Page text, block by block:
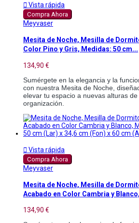
 Vista rápida
Compra Ahora
Meyvaser
Mesita de Noche, Mesilla de
Color Pino y Gris, Medidas: 50 cm...
134,90 €
Sumérgete en la elegancia y la
con nuestra Mesita de Noche,
elevar tu espacio a nuevas alturas de
organización.
 Vista rápida
Compra Ahora
Meyvaser
Mesita de Noche, Mesilla de
Acabado en Color Cambria y
134,90 €